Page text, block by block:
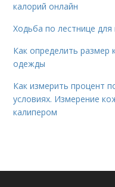
калорий онлайн
Ходьба по лестнице для
Как определить размер
одежды
Как измерить процент
условиях. Измерение
калипером